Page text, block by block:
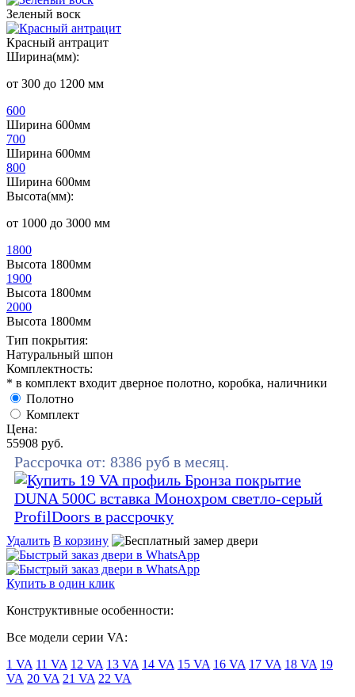
Зеленый воск
Красный антрацит
Ширина(мм):
от 300 до 1200 мм
600
Ширина 600мм
700
Ширина 600мм
800
Ширина 600мм
Высота(мм):
от 1000 до 3000 мм
1800
Высота 1800мм
1900
Высота 1800мм
2000
Высота 1800мм
Тип покрытия:
Натуральный шпон
Комплектность:
* в комплект входит дверное полотно, коробка, наличники
Полотно
Комплект
Цена:
55908 руб.
Рассрочка от: 8386 руб в месяц.
Удалить В корзину
Купить в один клик
Конструктивные особенности:
Все модели серии VA:
1 VA 11 VA 12 VA 13 VA 14 VA 15 VA 16 VA 17 VA 18 VA 19
VA 20 VA 21 VA 22 VA